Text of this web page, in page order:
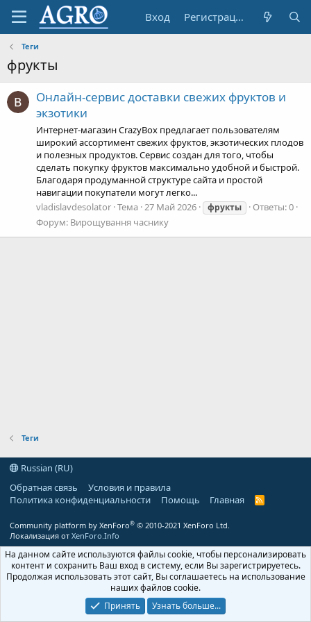
Вход Регистрация
Теги
фрукты
Онлайн-сервис доставки свежих фруктов и
экзотики
Интернет-магазин CrazyBox предлагает пользователям
широкий ассортимент свежих фруктов, экзотических плодов
и полезных продуктов. Сервис создан для того, чтобы
сделать покупку фруктов максимально удобной и быстрой.
Благодаря продуманной структуре сайта и простой
навигации покупатели могут легко...
vladislavdesolator Тема 27 Май 2026 фрукты
Ответы: 0
Форум: Вирощування часнику
Теги
Russian (RU)
Обратная связь
Условия и правила
Политика конфиденциальности
Помощь Главная
R
Community platform by XenForo® © 2010-2021 XenForo Ltd.
Локализация от XenForo.Info
На данном сайте используются файлы cookie, чтобы персонализировать
контент и сохранить Ваш вход в систему, если Вы зарегистрируетесь.
Продолжая использовать этот сайт, Вы соглашаетесь на использование
наших файлов cookie.
Принять
Узнать больше...